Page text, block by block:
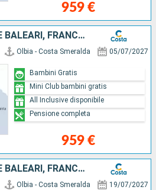
959 €
ITALIA, SPAGNA, ISOLE BALEARI, FRANCIA
Olbia - Costa Smeralda 05/07/2027
959 €
Bambini Gratis
Mini Club bambini gratis
All Inclusive disponibile
Pensione completa
ITALIA, SPAGNA, ISOLE BALEARI, FRANCIA
Olbia - Costa Smeralda 19/07/2027